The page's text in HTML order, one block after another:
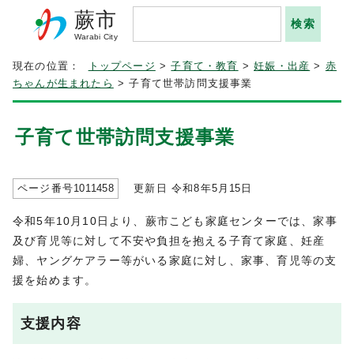
蕨市
Warabi City
現在の位置： トップページ >子育て・教育 >妊娠・出産 > 赤
ちゃんが生まれたら > 子育て世帯訪問支援事業
子育て世帯訪問支援事業
ページ番号1011458 更新日 令和8年5月 15 日
令和5年10月10日より、蕨市こども家庭センターでは、家事
及び育児等に対して不安や負担を抱える子育て家庭、妊産
婦、ヤングケアラー等がいる家庭に対し、家事、育児等の支
援を始めます。
支援内容